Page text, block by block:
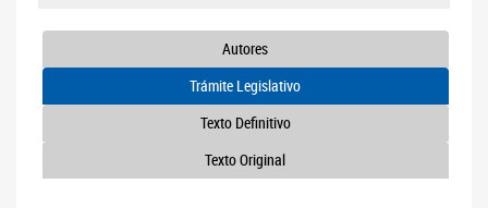
Autores
Trámite Legislativo
Texto Definitivo
Texto Original